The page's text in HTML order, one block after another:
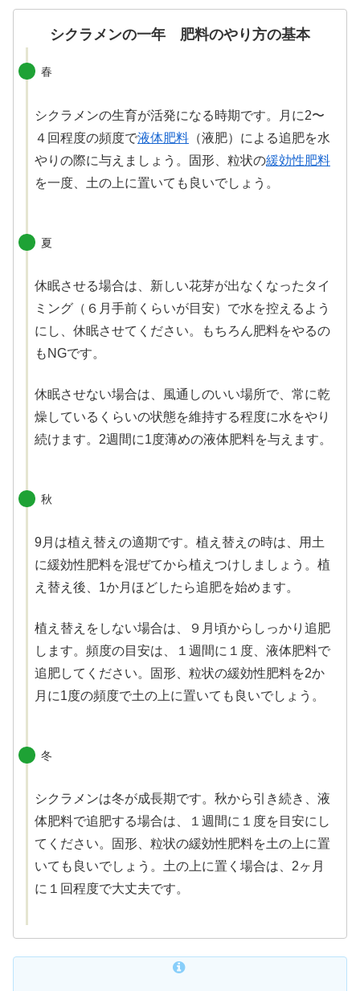
シクラメンの一年 肥料のやり方の基本
春
シクラメンの生育が活発になる時期です。月に2〜
４回程度の頻度で液体肥料 （液肥）による追肥を水
やりの際に与えましょう。固形、粒状の緩効性肥料
を一度、土の上に置いても良いでしょう。
夏
休眠させる場合は、新しい花芽が出なくなったタイ
ミング（６月手前くらいが目安）で水を控えるよう
にし、休眠させてください。もちろん肥料をやるの
もNGです。
休眠させない場合は、風通しのいい場所で、常に乾
燥しているくらいの状態を維持する程度に水をやり
続けます。2週間に1度薄めの液体肥料を与えます。
秋
9月は植え替えの適期です。植え替えの時は、用土
に緩効性肥料を混ぜてから植えつけしましょう。植
え替え後、1か月ほどしたら追肥を始めます。
植え替えをしない場合は、９月頃からしっかり追肥
します。頻度の目安は、１週間に１度、液体肥料で
追肥してください。固形、粒状の緩効性肥料を2か
月に1度の頻度で土の上に置いても良いでしょう。
冬
シクラメンは冬が成長期です。秋から引き続き、液
体肥料で追肥する場合は、１週間に１度を目安にし
てください。固形、粒状の緩効性肥料を土の上に置
いても良いでしょう。土の上に置く場合は、2ヶ月
に１回程度で大丈夫です。